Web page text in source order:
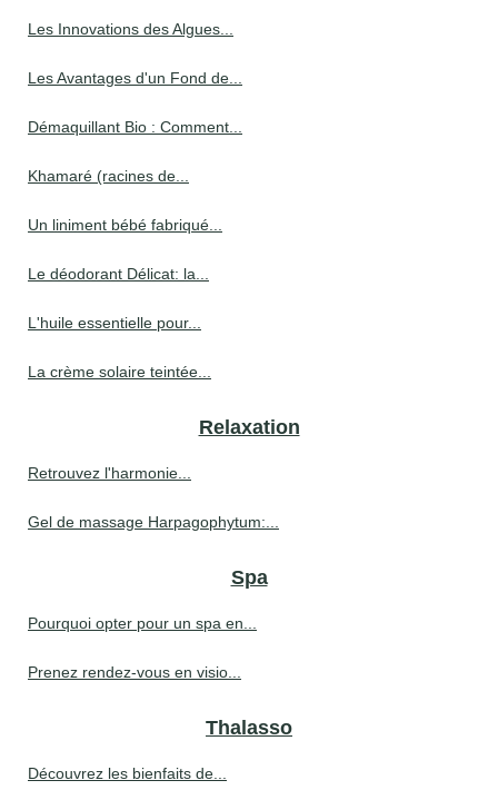
Les Innovations des Algues...
Les Avantages d'un Fond de...
Démaquillant Bio : Comment...
Khamaré (racines de...
Un liniment bébé fabriqué...
Le déodorant Délicat: la...
L'huile essentielle pour...
La crème solaire teintée...
Relaxation
Retrouvez l'harmonie...
Gel de massage Harpagophytum:...
Spa
Pourquoi opter pour un spa en...
Prenez rendez-vous en visio...
Thalasso
Découvrez les bienfaits de...